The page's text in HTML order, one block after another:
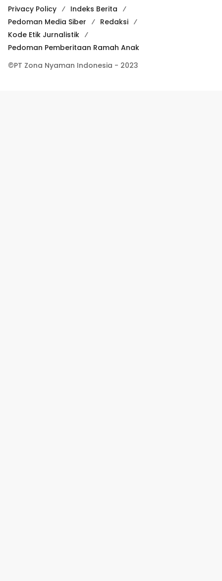
Privacy Policy
Indeks Berita
Pedoman Media Siber
Redaksi
Kode Etik Jurnalistik
Pedoman Pemberitaan Ramah Anak
©PT Zona Nyaman Indonesia - 2023